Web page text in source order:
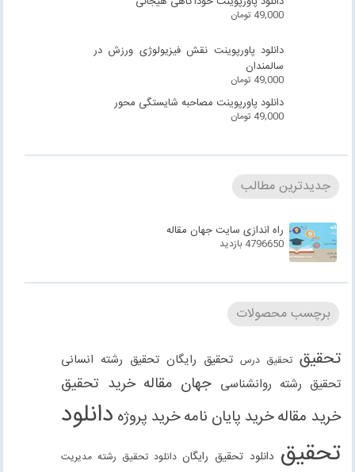
49,000 تومان
دانلود پاورپوینت نقش فیزیولوژی ورزش در
سالمندان
49,000 تومان
دانلود پاورپوینت مصاحبه شایستگی محور
49,000 تومان
جدیدترین مطالب
راه اندازی سایت جهان مقاله
4796650 بازدید
برچسب محصولات
تحقیق تحقیق درس تحقیق رایگان تحقیق رشته انسانی
تحقیق رشته روانشناسی جهان مقاله خرید تحقیق
خرید مقالهخرید پایان نامهخرید پروژه دانلود
تحقیق دانلود تحقیق رایگان دانلود تحقیق رشته مدیریت